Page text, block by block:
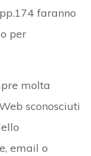
faranno
per
molta
sconosciuti
email o